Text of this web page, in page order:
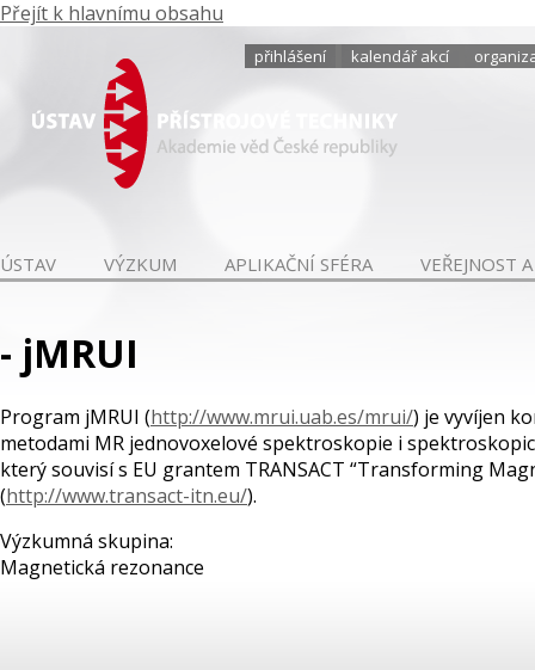
Přejít k hlavnímu obsahu
přihlášení kalendář akcí
ÚSTAV VÝZKUM APLIKAČNÍ SFÉRA VEŘEJNOST
- jMRUI
Program jMRUI (http://www.mrui.uab.es/mrui/) je vyvíjen
metodami MR jednovoxelové spektroskopie i
který souvisí s EU grantem TRANSACT “Transforming
(http://www.transact-itn.eu/).
Výzkumná skupina:
Magnetická rezonance